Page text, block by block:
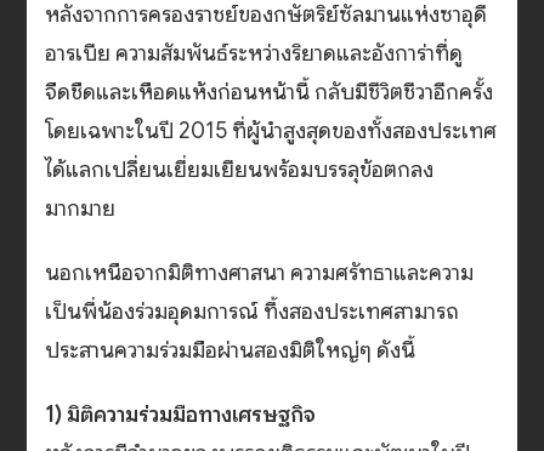
หลังจากการครองราชย์ของกษัตริย์ซัลมานแห่งซาอุดี
อารเบีย ความสัมพันธ์ระหว่างริยาดและอังการ่าที่ดู
จืดชืดและเหือดแห้งก่อนหน้านี้ กลับมีชีวิตชีวาอีกครั้ง
โดยเฉพาะในปี 2015 ที่ผู้นำสูงสุดของทั้งสองประเทศ
ได้แลกเปลี่ยนเยี่ยมเยียนพร้อมบรรลุข้อตกลง
มากมาย
นอกเหนือจากมิติทางศาสนา ความศรัทธาและความ
เป็นพี่น้องร่วมอุดมการณ์ ที้งสองประเทศสามารถ
ประสานความร่วมมือผ่านสองมิติใหญ่ๆ ดังนี้
1) มิติความร่วมมือทางเศรษฐกิจ